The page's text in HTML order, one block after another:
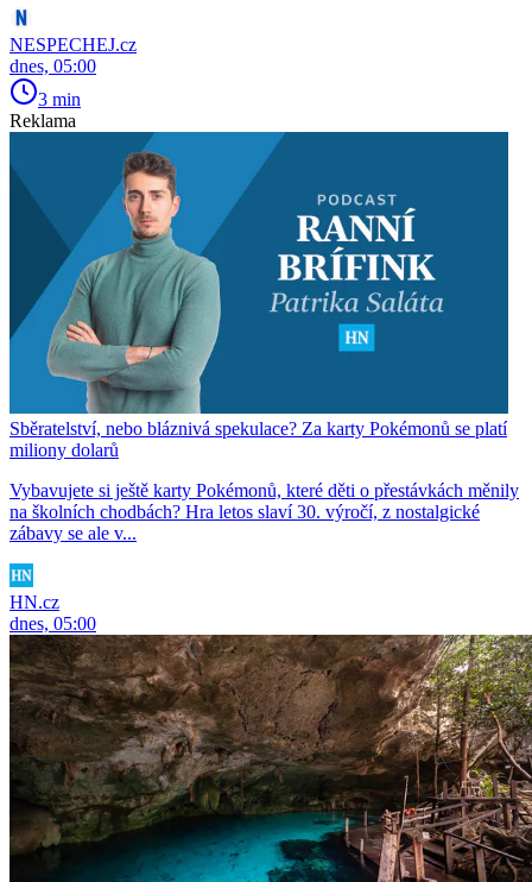
NESPECHEJ.cz
dnes, 05:00
3 min
Reklama
Sběratelství, nebo bláznivá spekulace? Za karty Pokémonů se platí
miliony dolarů
Vybavujete si ještě karty Pokémonů, které děti o přestávkách měnily
na školních chodbách? Hra letos slaví 30. výročí, z nostalgické
zábavy se ale v...
HN.cz
dnes, 05:00